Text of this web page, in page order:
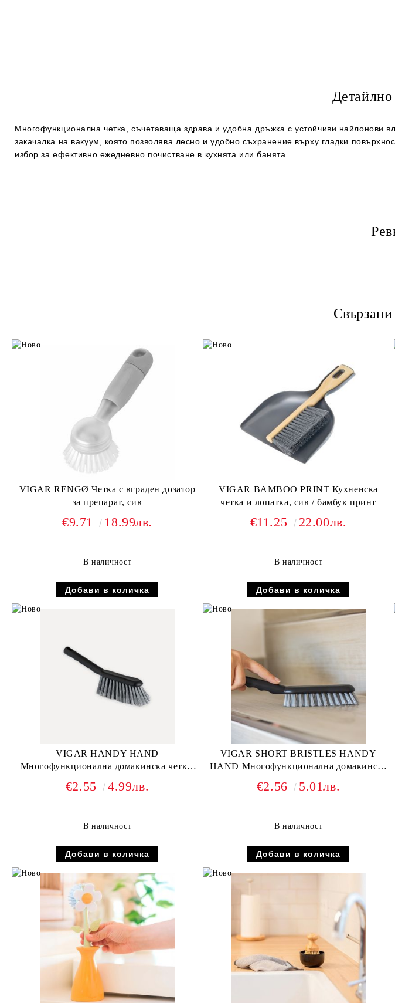
Многофункционална четка, съчетаваща здрава и удобна дръжка с устойчиви найлонови
закачалка на вакуум, която позволява лесно и удобно съхранение върху гладки
избор за ефективно ежедневно почистване в кухнята или банята.
VIGAR RENGØ Четка с вграден дозатор
за препарат, сив
€9.71 18.99лв.
В наличност
VIGAR BAMBOO PRINT Кухненска
четка и лопатка, сив / бамбук принт
€11.25 22.00лв.
В наличност
VIGAR HANDY HAND
Многофункционална домакинска четка,
€2.55 4.99лв.
В наличност
VIGAR SHORT BRISTLES HANDY
HAND Многофункционална домакинска
€2.56 5.01лв.
В наличност